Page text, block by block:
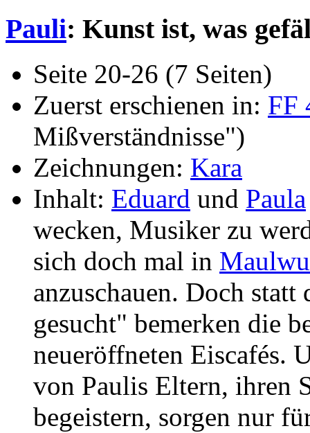
Pauli: Kunst ist, was
Seite 20-26 (7 Seiten)
Zuerst erschienen in: FF
Mißverständnisse")
Zeichnungen: Kara
Inhalt: Eduard und Paula
wecken, Musiker zu
sich doch mal in
anzuschauen. Doch
gesucht" bemerken die
neueröffneten Eiscafés.
von Paulis Eltern, ihren
begeistern, sorgen nur